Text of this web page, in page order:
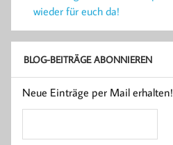
wieder für euch da!
BLOG-BEITRÄGE ABONNIEREN
Neue Einträge per Mail erhalten!